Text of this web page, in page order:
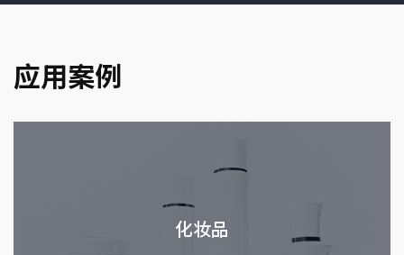
应用案例
化妆品